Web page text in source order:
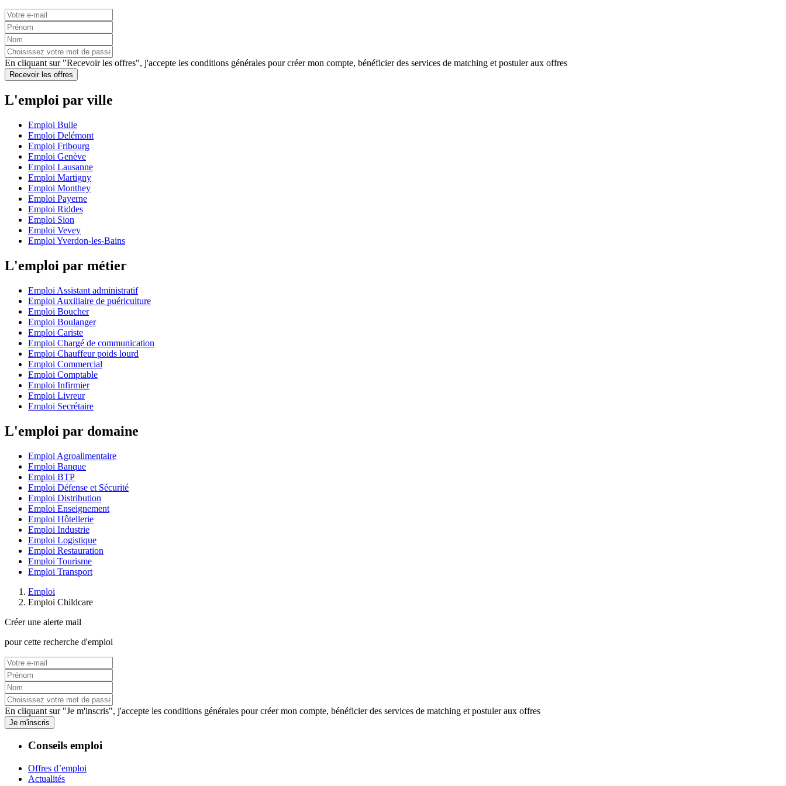
En cliquant sur "Recevoir les offres", j'accepte les conditions générales pour créer mon compte, bénéficier des services de matching et postuler aux offres
Recevoir les offres
L'emploi par ville
Emploi Bulle
Emploi Delémont
Emploi Fribourg
Emploi Genève
Emploi Lausanne
Emploi Martigny
Emploi Monthey
Emploi Payerne
Emploi Riddes
Emploi Sion
Emploi Vevey
Emploi Yverdon-les-Bains
L'emploi par métier
Emploi Assistant administratif
Emploi Auxiliaire de puériculture
Emploi Boucher
Emploi Boulanger
Emploi Cariste
Emploi Chargé de communication
Emploi Chauffeur poids lourd
Emploi Commercial
Emploi Comptable
Emploi Infirmier
Emploi Livreur
Emploi Secrétaire
L'emploi par domaine
Emploi Agroalimentaire
Emploi Banque
Emploi BTP
Emploi Défense et Sécurité
Emploi Distribution
Emploi Enseignement
Emploi Hôtellerie
Emploi Industrie
Emploi Logistique
Emploi Restauration
Emploi Tourisme
Emploi Transport
Emploi
Emploi Childcare
Créer une alerte mail
pour cette recherche d'emploi
En cliquant sur "Je m'inscris", j'accepte les conditions générales pour créer mon compte, bénéficier des services de matching et postuler aux offres
Je m'inscris
Conseils emploi
Offres d’emploi
Actualités